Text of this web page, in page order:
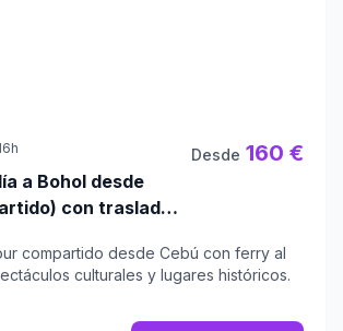
a Bohol desde
con traslados
Desde 160 €
compartido desde Cebú con ferry al
culturales y lugares históricos.